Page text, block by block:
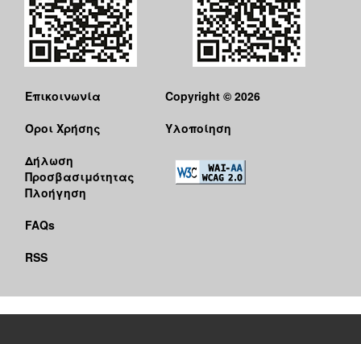
Επικοινωνία
Όροι Χρήσης
Δήλωση
Προσβασιμότητας
Πλοήγηση
FAQs
RSS
Copyright © 2026
Υλοποίηση